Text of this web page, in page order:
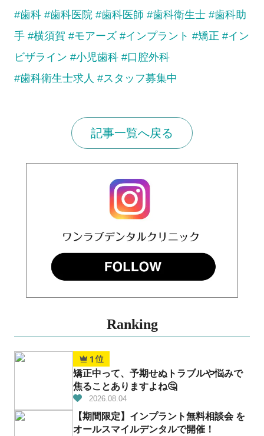
#歯科 #歯科医院 #歯科医師 #歯科衛生士 #歯科助
手 #横須賀 #モアーズ #インプラント #矯正 #イン
ビザライン #小児歯科 #口腔外科
#歯科衛生士求人 #スタッフ募集中
記事一覧へ戻る
Ranking
矯正中って、予期せぬトラブルや悩みで
焦ることありますよね🤔
2026.08.04
【期間限定】インプラント無料相談会 を
オールスマイルデンタルで開催！